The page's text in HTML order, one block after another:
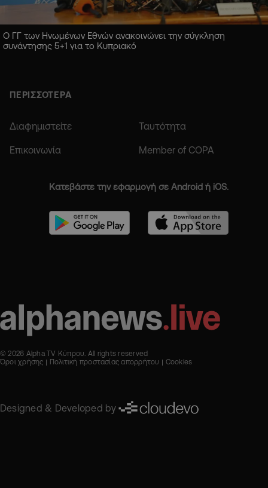
Ο ΓΓ των Ηνωμένων Εθνών ανακοινώνει την σύγκληση
συνάντησης 5+1 για το Κυπριακό
ΠΕΡΙΣΣΟΤΕΡΑ
Διαφημιστείτε Ταυτότητα
Επικοινωνία Member of COPA
Κατεβάστε την εφαρμογή σε Android ή iOS.
© 2026 Alpha TV Κύπρου. All rights reserved
Όροι χρήσης
Πολιτική προστασίας απορρήτου Cookies
Designed & Developed by